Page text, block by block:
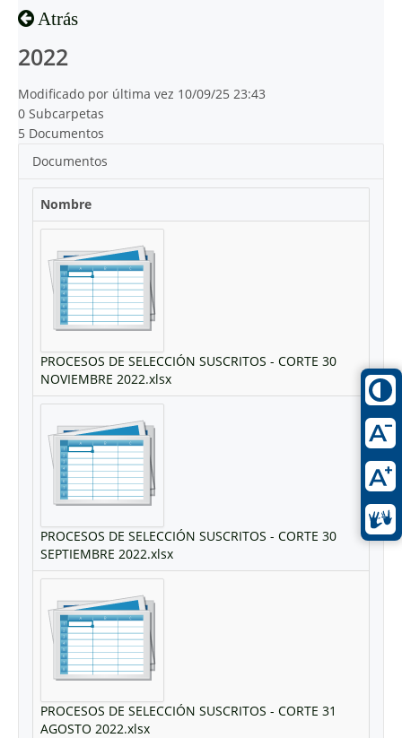
Atrás
2022
Modificado por última vez 10/09/25 23:43
0 Subcarpetas
5 Documentos
Documentos
Nombre
PROCESOS DE SELECCIÓN SUSCRITOS - CORTE 30
NOVIEMBRE 2022.xlsx
PROCESOS DE SELECCIÓN SUSCRITOS - CORTE 30
SEPTIEMBRE 2022.xlsx
PROCESOS DE SELECCIÓN SUSCRITOS - CORTE 31
AGOSTO 2022.xlsx